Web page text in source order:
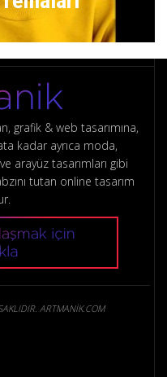
grafik & web tasarımına,
kadar ayrıca moda,
arayüz tasarımları gibi
tutan online tasarım
ARTMANIK.COM